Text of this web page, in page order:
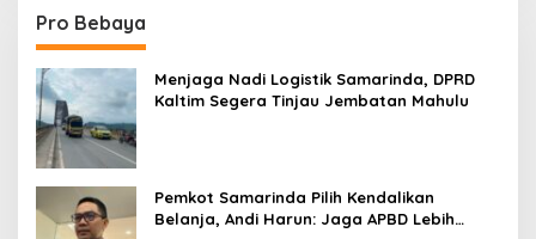
Pro Bebaya
Menjaga Nadi Logistik Samarinda, DPRD
Kaltim Segera Tinjau Jembatan Mahulu
Pemkot Samarinda Pilih Kendalikan
Belanja, Andi Harun: Jaga APBD Lebih